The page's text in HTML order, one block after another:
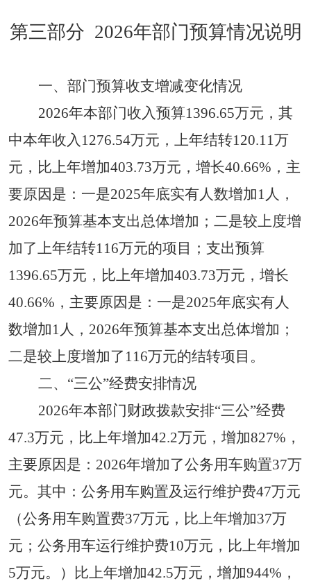
第三部分 2026年部门预算情况说明
一、 部门预算收支增减变化情况
2026年本部门收入预算1396.65万元， 其
中本年收入 1276.54万元， 上年结转120.11万
元 ， 比上年增加403.73万元，增长40.66%，主
要原因是： 一是2025年底实有人数增加1人，
2026年预算基本支出总体增加 ； 二是较上度增
加了上年结转116万元的项目 ；支出预算
1396.65万元，比上年增加403.73万元，增长
40.66%，主要原因是： 一是2025年底实有人
数增加1人，2026年预算基本支出总体增加；
二是较上度增加了116万元的结转项目 。
二、 “三公”经费安排情况
2026年本部门财政拨款安排“三公”经费
47.3万元，比上年增加42.2万元， 增加827%，
主要原因是： 2026年增加了公务用车购置37万
元。其中： 公务用车购置及运行维护费47万元
（公务用车购置费37万元，比上年增加37万
元；公务用车运行维护费10万元，比上年增加
5万元。）比上年增加42.5万元， 增加944%，